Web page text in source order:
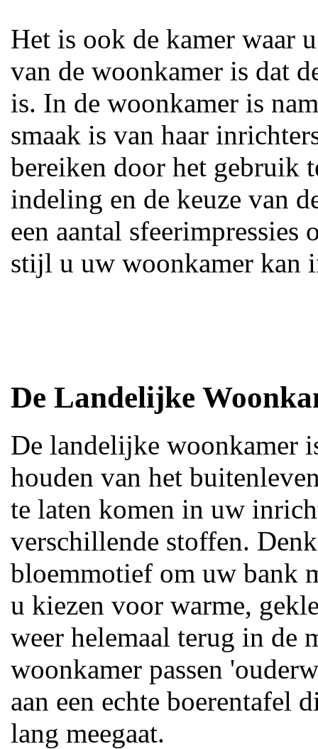
Het is ook de kamer waar
van de woonkamer is dat
is. In de woonkamer is
smaak is van haar
bereiken door het gebruik
indeling en de keuze van
een aantal
stijl u uw woonkamer kan
De Landelijke
De landelijke woonkamer
houden van het
te laten komen in uw
verschillende stoffen.
bloemmotief om uw bank
u kiezen voor warme,
weer helemaal terug in de
woonkamer passen
aan een echte boerentafel
lang meegaat.